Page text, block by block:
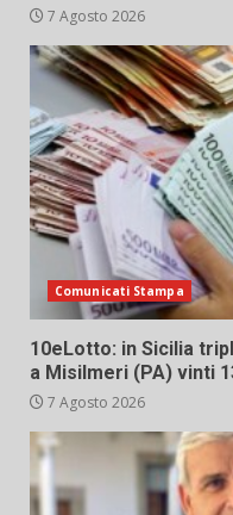
7 Agosto 2026
Comunicati Stampa
10eLotto: in Sicilia
a Misilmeri (PA) vinti
7 Agosto 2026